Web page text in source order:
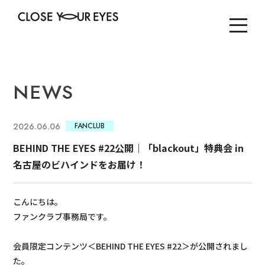
NEWS
2026.06.06 FANCLUB
BEHIND THE EYES #22公開｜「blackout」特典会 in
名古屋のビハインドをお届け！
こんにちは。
ファンクラブ事務局です。
会員限定コンテンツ＜BEHIND THE EYES #22＞が公開されまし
た。